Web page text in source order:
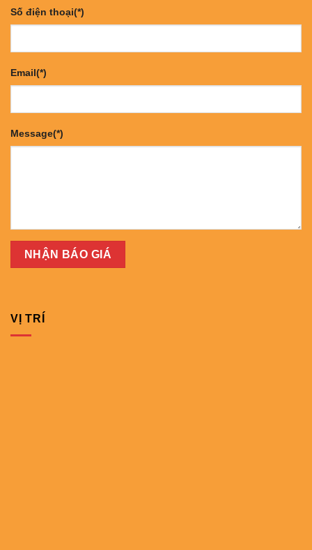
Số điện thoại(*)
Email(*)
Message(*)
VỊ TRÍ